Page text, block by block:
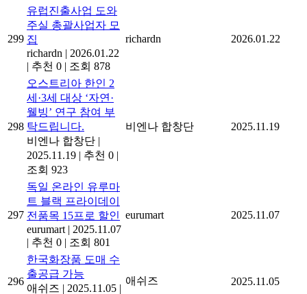
299
유럽진출사업 도와
주실 총괄사업자 모
집
richardn | 2026.01.22
| 추천 0 | 조회 878
richardn 2026.01.22
298
오스트리아 한인 2
세·3세 대상 ‘자연·
웰빙’ 연구 참여 부
탁드립니다.
비엔나 합창단 |
2025.11.19 | 추천 0 |
조회 923
비엔나 합창단 2025.11.19
297
독일 온라인 유루마
트 블랙 프라이데이
전품목 15프로 할인
eurumart | 2025.11.07
| 추천 0 | 조회 801
eurumart 2025.11.07
296
한국화장품 도매 수
출공급 가능
애쉬즈 | 2025.11.05 |
애쉬즈 2025.11.05